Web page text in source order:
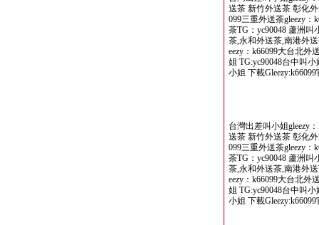
送茶 新竹外送茶 彰化
099三重外送茶gleezy
茶TG：yc90048 蘆洲
茶,永和外送茶,南港外
eezy：k66099大台北外
姐 TG:yc90048台中叫
小姐 下載
台灣出差叫小姐gleezy
送茶 新竹外送茶 彰化
099三重外送茶gleezy
茶TG：yc90048 蘆洲
茶,永和外送茶,南港外
eezy：k66099大台北外
姐 TG:yc90048台中叫
小姐 下載